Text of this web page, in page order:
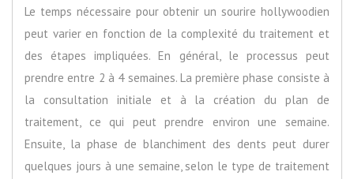
Le temps nécessaire pour obtenir un sourire hollywoodien
peut varier en fonction de la complexité du traitement et
des étapes impliquées. En général, le processus peut
prendre entre 2 à 4 semaines. La première phase consiste à
la consultation initiale et à la création du plan de
traitement, ce qui peut prendre environ une semaine.
Ensuite, la phase de blanchiment des dents peut durer
quelques jours à une semaine, selon le type de traitement